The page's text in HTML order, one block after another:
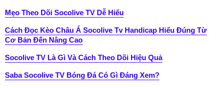
Mẹo Theo Dõi Socolive TV Dễ Hiểu
Cách Đọc Kèo Châu Á Socolive Tv Handicap Hiểu Đúng Từ
Cơ Bản Đến Nâng Cao
Socolive TV Là Gì Và Cách Theo Dõi Hiệu Quả
Saba Socolive TV Bóng Đá Có Gì Đáng Xem?